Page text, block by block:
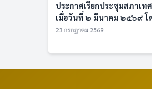
ประกาศเรียกประชุมสภาเ
เมื่อวันที่ ๒ มีนาคม ๒๕๖๙ โ
23 กรกฎาคม 2569